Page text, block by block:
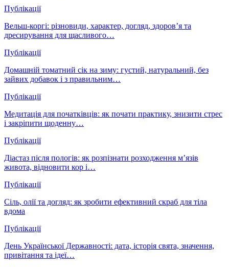
Публікації
Вельш-коргі: різновиди, характер, догляд, здоров’я та
дресирування для щасливого…
Публікації
Домашній томатний сік на зиму: густий, натуральний, без
зайвих добавок і з правильним…
Публікації
Медитація для початківців: як почати практику, знизити стрес
і закріпити щоденну…
Публікації
Діастаз після пологів: як розпізнати розходження м’язів
живота, відновити кор і…
Публікації
Сіль, олії та догляд: як зробити ефективний скраб для тіла
вдома
Публікації
День Української Державності: дата, історія свята, значення,
привітання та ідеї…